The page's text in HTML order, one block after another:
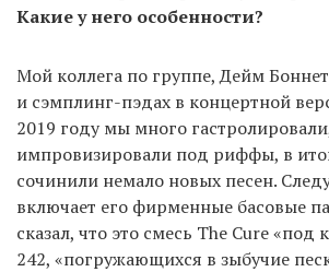
Какие у него особенности?
Мой коллега по группе, Дейм
и сэмплинг-пэдах в концертной
2019 году мы много
импровизировали под риффы, в
сочинили немало новых песен.
включает его фирменные басовые
сказал, что это смесь The Cure «под
242, «погружающихся в зыбучие